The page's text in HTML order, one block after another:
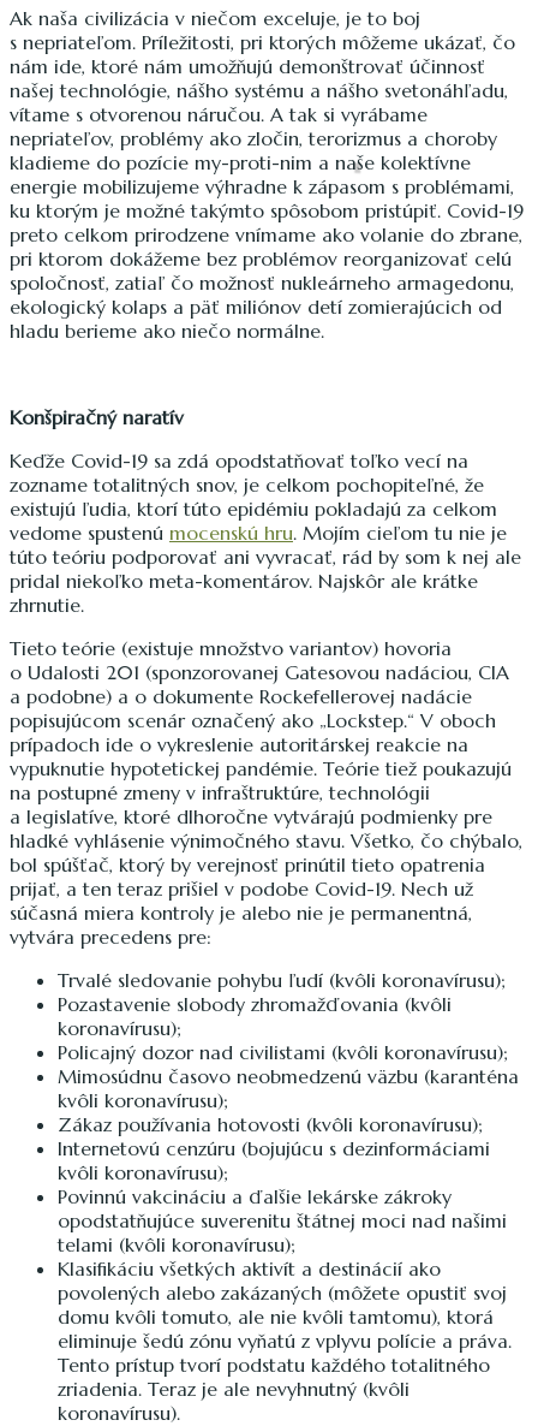
Ak naša civilizácia v niečom exceluje, je to boj
s nepriateľom. Príležitosti, pri ktorých môžeme ukázať, čo
nám ide, ktoré nám umožňujú demonštrovať účinnosť
našej technológie, nášho systému a nášho svetonáhľadu,
vítame s otvorenou náručou. A tak si vyrábame
nepriateľov, problémy ako zločin, terorizmus a choroby
kladieme do pozície my-proti-nim a naše kolektívne
energie mobilizujeme výhradne k zápasom s problémami,
ku ktorým je možné takýmto spôsobom pristúpiť. Covid-19
preto celkom prirodzene vnímame ako volanie do zbrane,
pri ktorom dokážeme bez problémov reorganizovať celú
spoločnosť, zatiaľ čo možnosť nukleárneho armagedonu,
ekologický kolaps a päť miliónov detí zomierajúcich od
hladu berieme ako niečo normálne.
Konšpiračný naratív
Keďže Covid-19 sa zdá opodstatňovať toľko vecí na
zozname totalitných snov, je celkom pochopiteľné, že
existujú ľudia, ktorí túto epidémiu pokladajú za celkom
vedome spustenú mocenskú hru. Mojím cieľom tu nie je
túto teóriu podporovať ani vyvracať, rád by som k nej ale
pridal niekoľko meta-komentárov. Najskôr ale krátke
zhrnutie.
Tieto teórie (existuje množstvo variantov) hovoria
o Udalosti 201 (sponzorovanej Gatesovou nadáciou, CIA
a podobne) a o dokumente Rockefellerovej nadácie
popisujúcom scenár označený ako „Lockstep.“ V oboch
prípadoch ide o vykreslenie autoritárskej reakcie na
vypuknutie hypotetickej pandémie. Teórie tiež poukazujú
na postupné zmeny v infraštruktúre, technológii
a legislatíve, ktoré dlhoročne vytvárajú podmienky pre
hladké vyhlásenie výnimočného stavu. Všetko, čo chýbalo,
bol spúšťač, ktorý by verejnosť prinútil tieto opatrenia
prijať, a ten teraz prišiel v podobe Covid-19. Nech už
súčasná miera kontroly je alebo nie je permanentná,
vytvára precedens pre:
Trvalé sledovanie pohybu ľudí (kvôli koronavírusu);
Pozastavenie slobody zhromažďovania (kvôli
koronavírusu);
Policajný dozor nad civilistami (kvôli koronavírusu);
Mimosúdnu časovo neobmedzenú väzbu (karanténa
kvôli koronavírusu);
Zákaz používania hotovosti (kvôli koronavírusu);
Internetovú cenzúru (bojujúcu s dezinformáciami
kvôli koronavírusu);
Povinnú vakcináciu a ďalšie lekárske zákroky
opodstatňujúce suverenitu štátnej moci nad našimi
telami (kvôli koronavírusu);
Klasifikáciu všetkých aktivít a destinácií ako
povolených alebo zakázaných (môžete opustiť svoj
domu kvôli tomuto, ale nie kvôli tamtomu), ktorá
eliminuje šedú zónu vyňatú z vplyvu polície a práva.
Tento prístup tvorí podstatu každého totalitného
zriadenia. Teraz je ale nevyhnutný (kvôli
koronavírusu).